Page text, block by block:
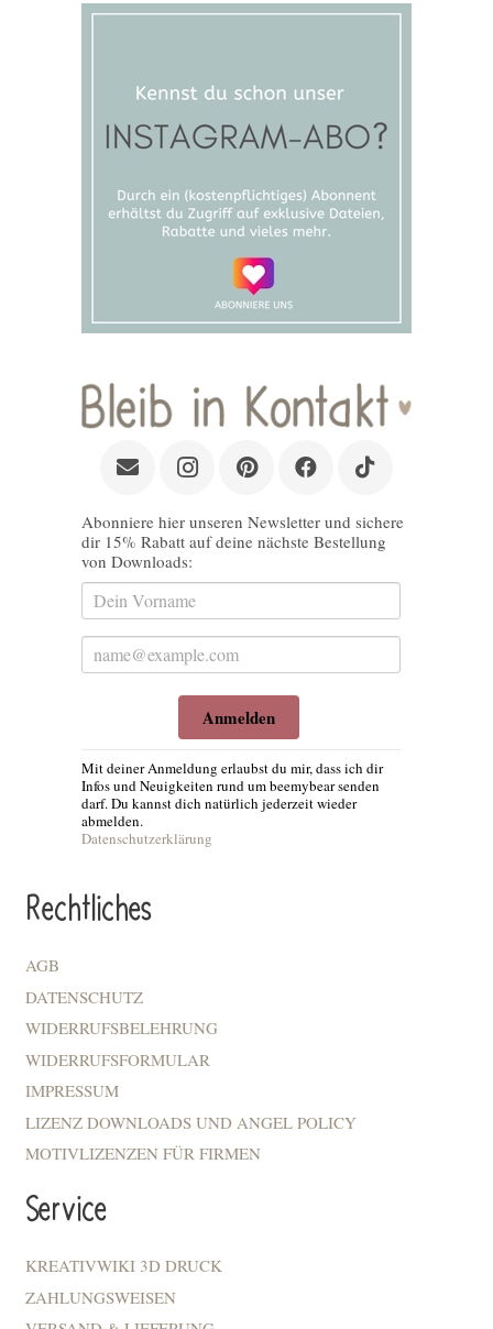
Abonniere hier unseren Newsletter und sichere
dir 15% Rabatt auf deine nächste Bestellung
von Downloads:
Anmelden
Mit deiner Anmeldung erlaubst du mir, dass ich dir
Infos und Neuigkeiten rund um beemybear senden
darf. Du kannst dich natürlich jederzeit wieder
abmelden.
Datenschutzerklärung
Rechtliches
AGB
DATENSCHUTZ
WIDERRUFSBELEHRUNG
WIDERRUFSFORMULAR
IMPRESSUM
LIZENZ DOWNLOADS UND ANGEL POLICY
MOTIVLIZENZEN FÜR FIRMEN
Service
KREATIVWIKI 3D DRUCK
ZAHLUNGSWEISEN